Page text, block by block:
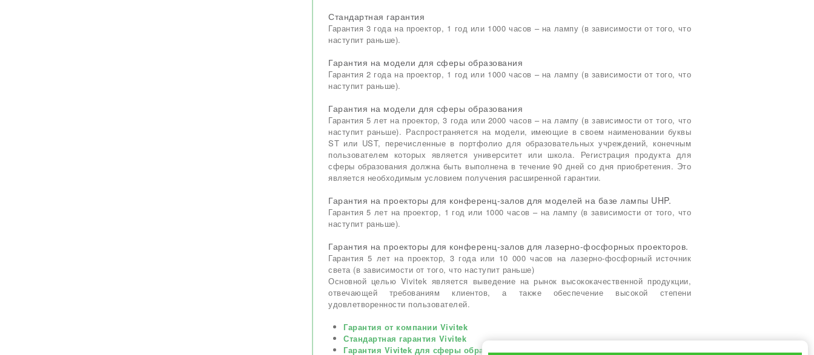
Стандартная гарантия
Гарантия 3 года на проектор, 1 год или 1000 часов – на лампу (в зависимости от того, что
наступит раньше).
Гарантия на модели для сферы образования
Гарантия 2 года на проектор, 1 год или 1000 часов – на лампу (в зависимости от того, что
наступит раньше).
Гарантия на модели для сферы образования
Гарантия 5 лет на проектор, 3 года или 2000 часов – на лампу (в зависимости от того, что
наступит раньше). Распространяется на модели, имеющие в своем наименовании буквы
ST или UST, перечисленные в портфолио для образовательных учреждений, конечным
пользователем которых является университет или школа. Регистрация продукта для
сферы образования должна быть выполнена в течение 90 дней со дня приобретения. Это
является необходимым условием получения расширенной гарантии.
Гарантия на проекторы для конференц-залов для моделей на базе лампы UHP.
Гарантия 5 лет на проектор, 1 год или 1000 часов – на лампу (в зависимости от того, что
наступит раньше).
Гарантия на проекторы для конференц-залов для лазерно-фосфорных проекторов.
Гарантия 5 лет на проектор, 3 года или 10 000 часов на лазерно-фосфорный источник
света (в зависимости от того, что наступит раньше)
Основной целью Vivitek является выведение на рынок высококачественной продукции,
отвечающей требованиям клиентов, а также обеспечение высокой степени
удовлетворенности пользователей.
Гарантия от компании Vivitek
Стандартная гарантия Vivitek
Гарантия Vivitek для сферы образования и правила технического обслуживания